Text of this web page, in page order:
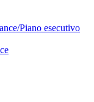
Piano esecutivo